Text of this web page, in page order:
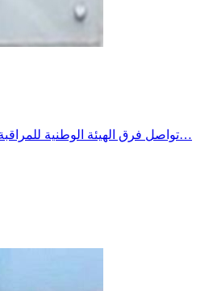
تواصل فرق الهيئة الوطنية للمراقبة الصحية للمنتجات الغذائية بسليانة تنفيد برنامج خصوصي للمراقبة الصحية خلال الصائفة ومع ارتفاع درجات يشمل المحلات المفتوحة للعموم وخاصة المطاعم محلات بيع…